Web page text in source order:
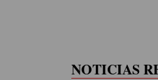
NOTICIAS